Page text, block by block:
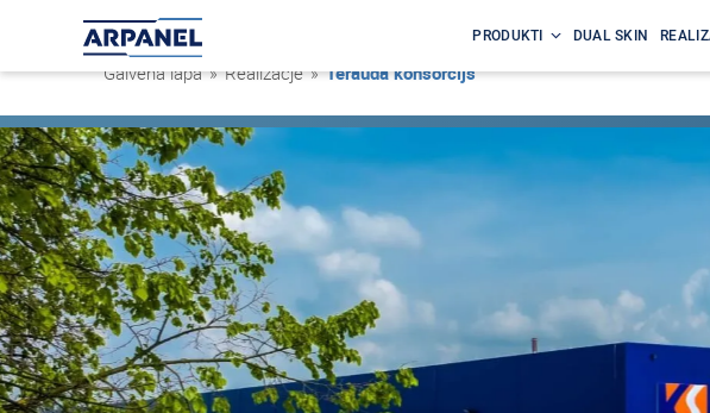
PRODUKTI DUAL SKIN
Galvenā lapa » Realizacje »Tērauda konsorcijs